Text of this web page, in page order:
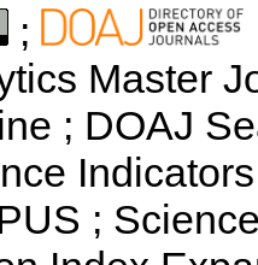
;
Master
; DOAJ
;